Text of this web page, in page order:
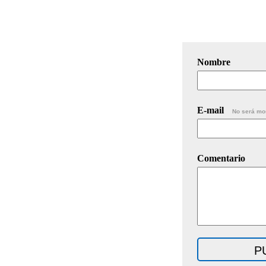
Nombre
E-mail No será
Comentario